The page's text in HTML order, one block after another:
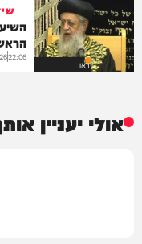
וידאו
22:06
אולי יעניין